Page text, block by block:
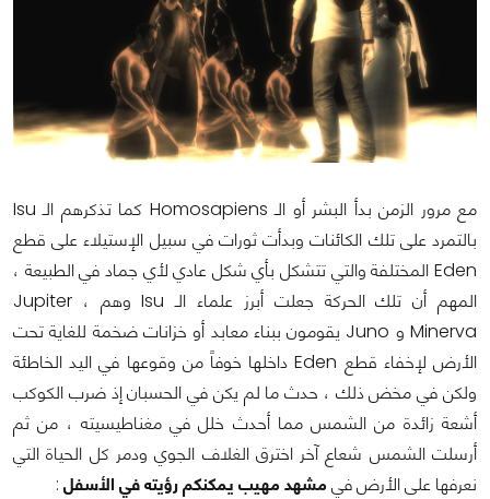
مع مرور الزمن بدأ البشر أو الـ Homosapiens كما تذكرهم الـ Isu
بالتمرد على تلك الكائنات وبدأت ثورات في سبيل الإستيلاء على قطع
Eden المختلفة والتي تتشكل بأي شكل عادي لأي جماد في الطبيعة ،
المهم أن تلك الحركة جعلت أبرز علماء الـ Isu وهم Jupiter ،
Minerva و Juno يقومون ببناء معابد أو خزانات ضخمة للغاية تحت
الأرض لإخفاء قطع Eden داخلها خوفاً من وقوعها في اليد الخاطئة
ولكن في مخض ذلك ، حدث ما لم يكن في الحسبان إذ ضرب الكوكب
أشعة زائدة من الشمس مما أحدث خلل في مغناطيسيته ، من ثم
أرسلت الشمس شعاع آخر اخترق الغلاف الجوي ودمر كل الحياة التي
نعرفها على الأرض في مشهد مهيب يمكنكم رؤيته في الأسفل :